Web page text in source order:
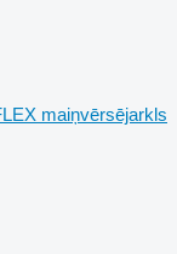
maiņvērsējarkls